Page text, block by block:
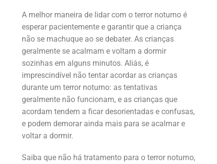
A melhor maneira de lidar com o terror noturno é
esperar pacientemente e garantir que a criança
não se machuque ao se debater. As crianças
geralmente se acalmam e voltam a dormir
sozinhas em alguns minutos. Aliás, é
imprescindível não tentar acordar as crianças
durante um terror noturno: as tentativas
geralmente não funcionam, e as crianças que
acordam tendem a ficar desorientadas e confusas,
e podem demorar ainda mais para se acalmar e
voltar a dormir.
Saiba que não há tratamento para o terror noturno,